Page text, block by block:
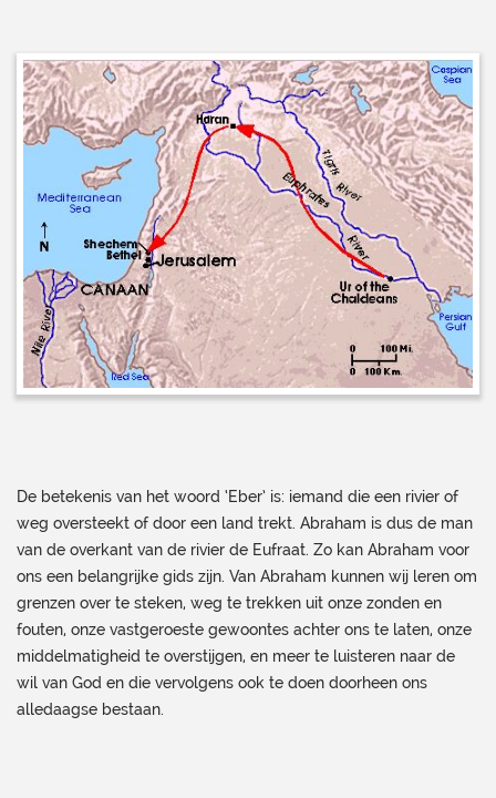
De betekenis van het woord ‘Eber’ is: iemand die een rivier of
weg oversteekt of door een land trekt. Abraham is dus de man
van de overkant van de rivier de Eufraat. Zo kan Abraham voor
ons een belangrijke gids zijn. Van Abraham kunnen wij leren om
grenzen over te steken, weg te trekken uit onze zonden en
fouten, onze vastgeroeste gewoontes achter ons te laten, onze
middelmatigheid te overstijgen, en meer te luisteren naar de
wil van God en die vervolgens ook te doen doorheen ons
alledaagse bestaan.